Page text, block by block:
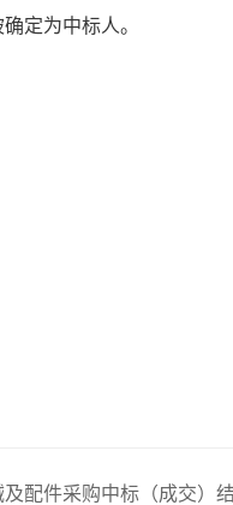
定为中标人。
配件采购中标（成交）